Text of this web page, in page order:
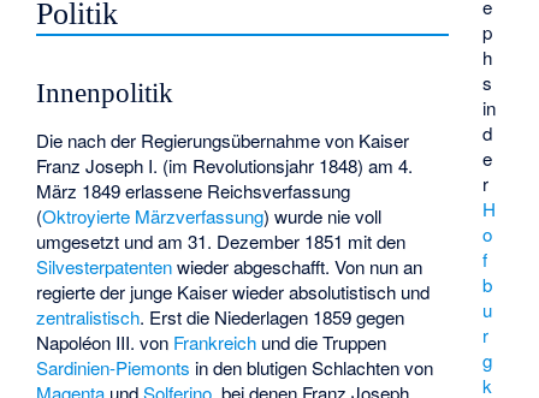
e
p
h
s
in
d
e
r
H
o
f
b
u
r
g
k
Politik
Innenpolitik
Die nach der Regierungsübernahme von Kaiser
Franz Joseph I. (im Revolutionsjahr 1848) am 4.
März 1849 erlassene Reichsverfassung
(Oktroyierte Märzverfassung) wurde nie voll
umgesetzt und am 31. Dezember 1851 mit den
Silvesterpatentenwieder abgeschafft. Von nun an
regierte der junge Kaiser wieder absolutistisch und
zentralistisch. Erst die Niederlagen 1859 gegen
Napoléon III. von Frankreich und die Truppen
Sardinien-Piemonts in den blutigen Schlachten von
Magenta undSolferino , bei denen Franz Joseph